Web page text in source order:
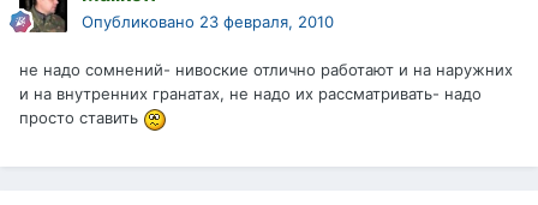
Опубликовано 23 февраля, 2010
не надо сомнений- нивоские отлично работают и на наружних
и на внутренних гранатах, не надо их рассматривать- надо
просто ставить